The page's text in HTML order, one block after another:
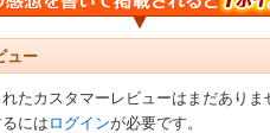
ュー
たカスタマーレビューはまだありま
にはログインが必要です。